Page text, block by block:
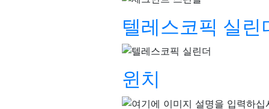
텔레스코픽 실린
윈치